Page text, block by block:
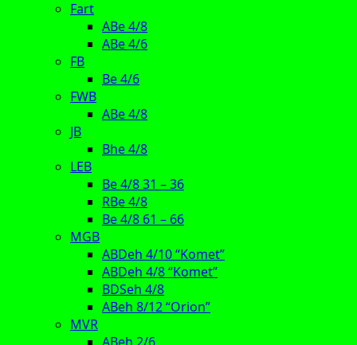
Fart
ABe 4/8
ABe 4/6
FB
Be 4/6
FWB
ABe 4/8
JB
Bhe 4/8
LEB
Be 4/8 31 – 36
RBe 4/8
Be 4/8 61 – 66
MGB
ABDeh 4/10 “Komet”
ABDeh 4/8 “Komet”
BDSeh 4/8
ABeh 8/12 “Orion”
MVR